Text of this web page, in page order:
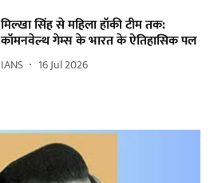
मिल्खा सिंह से महिला हॉकी टीम तक:
कॉमनवेल्थ गेम्स के भारत के ऐतिहासिक पल
IANS 16 Jul 2026